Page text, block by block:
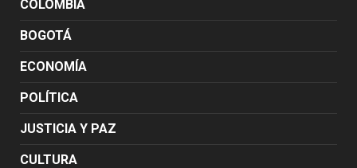
COLOMBIA
BOGOTÁ
ECONOMÍA
POLÍTICA
JUSTICIA Y PAZ
CULTURA